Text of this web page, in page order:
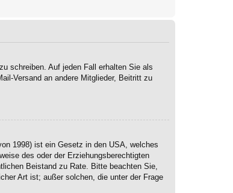
schreiben. Auf jeden Fall erhalten Sie als
Versand an andere Mitglieder, Beitritt zu
1998) ist ein Gesetz in den USA, welches
des oder der Erziehungsberechtigten
Beistand zu Rate. Bitte beachten Sie,
Art ist; außer solchen, die unter der Frage